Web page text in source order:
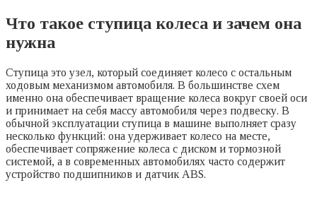
Что такое ступица колеса и зачем она
нужна
Ступица это узел, который соединяет колесо с остальным
ходовым механизмом автомобиля. В большинстве схем
именно она обеспечивает вращение колеса вокруг своей оси
и принимает на себя массу автомобиля через подвеску. В
обычной эксплуатации ступица в машине выполняет сразу
несколько функций: она удерживает колесо на месте,
обеспечивает сопряжение колеса с диском и тормозной
системой, а в современных автомобилях часто содержит
устройство подшипников и датчик ABS.